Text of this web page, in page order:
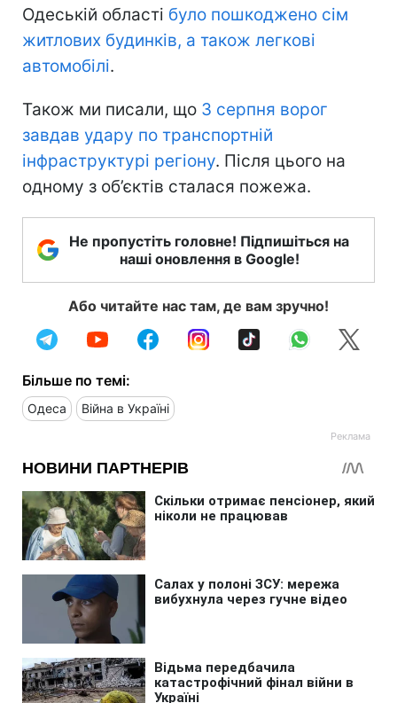
Одеській області було пошкоджено сім
житлових будинків, а також легкові
автомобілі.
Також ми писали, що 3 серпня ворог
завдав удару по транспортній
інфраструктурі регіону. Після цього на
одному з об’єктів сталася пожежа.
Не пропустіть головне! Підпишіться на
наші оновлення в Google!
Або читайте нас там, де вам зручно!
Більше по темі:
Одеса Війна в Україні